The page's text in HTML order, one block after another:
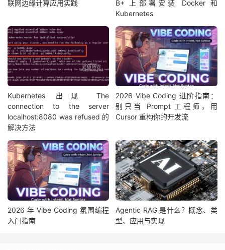
联网边缘计算应用实践
B+ 上部署安装 Docker 和
Kubernetes
Kubernetes 出现 The
connection to the server
localhost:8080 was refused 的
解决方法
2026 Vibe Coding 进阶指南：
别只当 Prompt 工程师，用
Cursor 重构你的开发流
2026 年 Vibe Coding 氛围编程
入门指南
Agentic RAG 是什么？概念、类
型、应用与实现